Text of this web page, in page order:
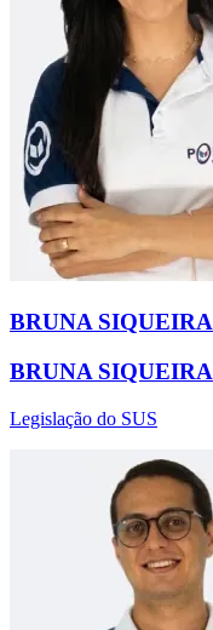
BRUNA SIQUEIRA
BRUNA SIQUEIRA
Legislação do SUS